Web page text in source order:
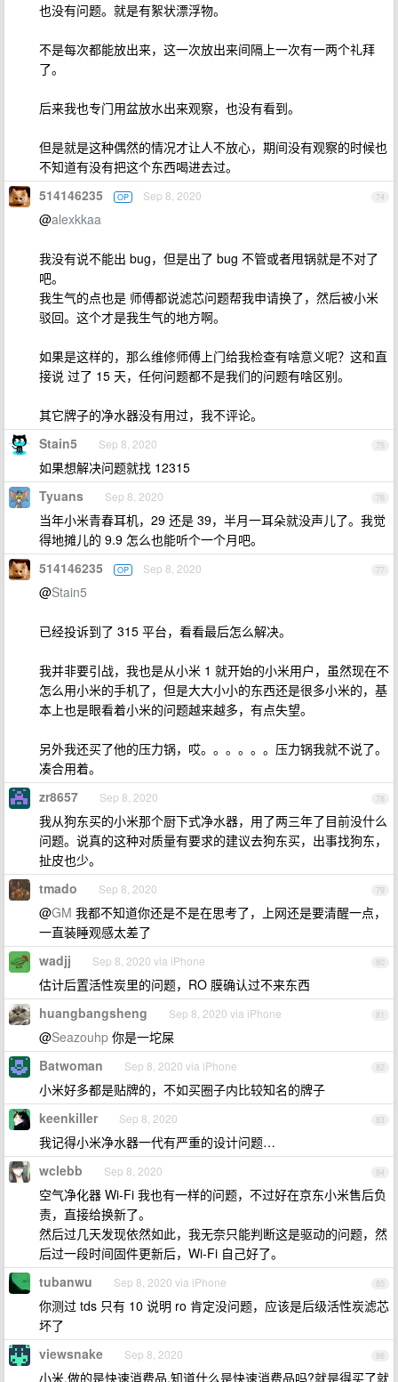
也没有问题。就是有絮状漂浮物。
不是每次都能放出来，这一次放出来间隔上一次有一两个礼拜
了。
后来我也专门用盆放水出来观察，也没有看到。
但是就是这种偶然的情况才让人不放心，期间没有观察的时候也
不知道有没有把这个东西喝进去过。
74
514146235 OP Sep 8, 2020
@alexkkaa
我没有说不能出 bug，但是出了 bug 不管或者甩锅就是不对了
吧。
我生气的点也是 师傅都说滤芯问题帮我申请换了，然后被小米
驳回。这个才是我生气的地方啊。
如果是这样的，那么维修师傅上门给我检查有啥意义呢？这和直
接说 过了 15 天，任何问题都不是我们的问题有啥区别。
其它牌子的净水器没有用过，我不评论。
75
Stain5 Sep 8, 2020
如果想解决问题就找 12315
76
Tyuans Sep 8, 2020
当年小米青春耳机，29 还是 39，半月一耳朵就没声儿了。我觉
得地摊儿的 9.9 怎么也能听个一个月吧。
77
514146235 OP Sep 8, 2020
@Stain5
已经投诉到了 315 平台，看看最后怎么解决。
我并非要引战，我也是从小米 1 就开始的小米用户，虽然现在不
怎么用小米的手机了，但是大大小小的东西还是很多小米的，基
本上也是眼看着小米的问题越来越多，有点失望。
另外我还买了他的压力锅，哎。。。。。。压力锅我就不说了。
凑合用着。
78
zr8657 Sep 8, 2020
我从狗东买的小米那个厨下式净水器，用了两三年了目前没什么
问题。说真的这种对质量有要求的建议去狗东买，出事找狗东，
扯皮也少。
79
tmado Sep 8, 2020
@GM 我都不知道你还是不是在思考了，上网还是要清醒一点，
一直装睡观感太差了
80
wadjj Sep 8, 2020 via iPhone
估计后置活性炭里的问题，RO 膜确认过不来东西
81
huangbangsheng Sep 8, 2020 via iPhone
@Seazouhp 你是一坨屎
82
Batwoman Sep 8, 2020 via iPhone
小米好多都是贴牌的，不如买圈子内比较知名的牌子
83
keenkiller Sep 8, 2020
我记得小米净水器一代有严重的设计问题…
84
wclebb Sep 8, 2020
空气净化器 Wi-Fi 我也有一样的问题，不过好在京东小米售后负
责，直接给换新了。
然后过几天发现依然如此，我无奈只能判断这是驱动的问题，然
后过一段时间固件更新后，Wi-Fi 自己好了。
85
tubanwu Sep 8, 2020 via iPhone
你测过 tds 只有 10 说明 ro 肯定没问题，应该是后级活性炭滤芯
坏了
86
viewsnake Sep 8, 2020
小米,做的是快速消费品,知道什么是快速消费品吗?就是得买了就